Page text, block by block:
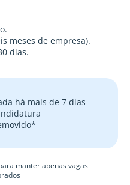
meses de empresa).
dias.
há mais de 7 dias
manter apenas vagas